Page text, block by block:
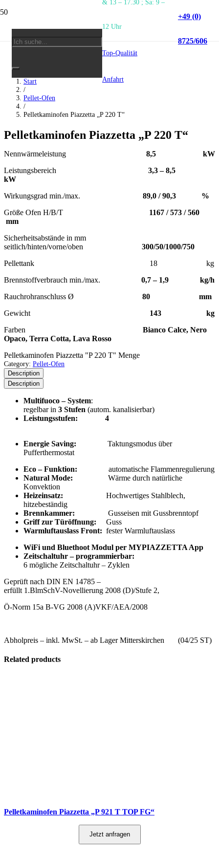
& 13 – 17.30 ; Sa: 9 –
12 Uhr
Top-Qualität
Anfahrt
+49 (0)
8725/606
Start
/
Pellet-Ofen
/
Pelletkaminofen Piazzetta „P 220 T“
Pelletkaminofen Piazzetta „P 220 T“
Nennwärmeleistung 8,5 kW
Leistungsbereich 3,3 – 8,5
kW
Wirkungsgrad min./max.
89,0 / 90,3 %
Größe Ofen H/B/T
1167 / 573 / 560
mm
Sicherheitsabstände in mm
seitlich/hinten/vorne/oben
300/50/1000/750
Pellettank 18 kg
Brennstoffverbrauch min./max.
0,7 – 1,9 kg/h
Rauchrohranschluss Ø
80 mm
Gewicht 143 kg
Farben Bianco Calce, Nero
Opaco, Terra Cotta, Lava Rosso
Pelletkaminofen Piazzetta "P 220 T" Menge
Category: Pellet-Ofen
Description
Description
Multifuoco – System:
regelbar in 3 Stufen (autom. kanalisierbar)
Leistungsstufen: 4
Energie Saving: Taktungsmodus über
Pufferthermostat
Eco – Funktion: automatische Flammenregulierung
Natural Mode: Wärme durch natürliche
Konvektion
Heizeinsatz: Hochwertiges Stahlblech,
hitzebeständig
Brennkammer: Gusseisen mit Gussbrenntopf
Griff zur Türöffnung: Guss
Warmluftauslass Front: fester Warmluftauslass
WiFi und Bluethoot Modul per MYPIAZZETTA App
Zeitschaltuhr – programmierbar:
6 mögliche Zeitschaltuhr – Zyklen
Geprüft nach DIN EN 14785 –
erfüllt 1.BlmSchV-Novellierung 2008 (D)/Stufe 2,
Ö-Norm 15a B-VG 2008 (A)VKF/AEA/2008
Abholpreis – inkl. MwSt. – ab Lager Mitterskirchen (04/25 ST)
Related products
Pelletkaminofen Piazzetta „P 921 T TOP FG“
Jetzt anfragen